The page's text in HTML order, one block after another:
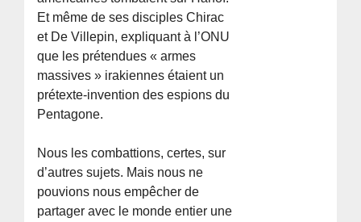
Et même de ses disciples Chirac
et De Villepin, expliquant à l’ONU
que les prétendues « armes
massives » irakiennes étaient un
prétexte-invention des espions du
Pentagone.
Nous les combattions, certes, sur
d’autres sujets. Mais nous ne
pouvions nous empêcher de
partager avec le monde entier une